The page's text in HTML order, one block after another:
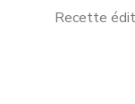
Recette